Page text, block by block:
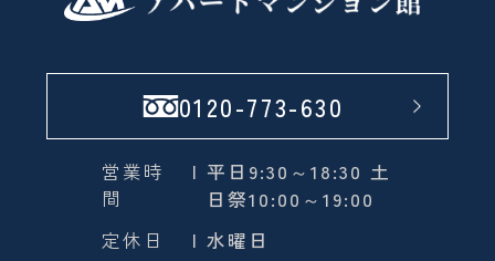
0120-773-630
営業時
間
| 平日9:30～18:30 土
日祭10:00～19:00
定休日
| 水曜日